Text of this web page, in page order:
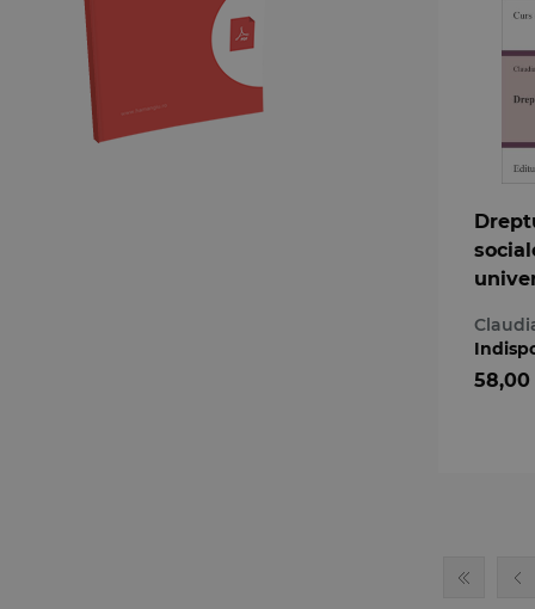
Aida Diana Dumitrescu
Alexandra Bob
Alexandra Floriana Nemes
58,00